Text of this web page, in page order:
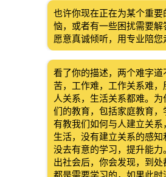
也许你现在正在为某个重要
恼，或者有一些困扰需要解
愿意真诚倾听，用专业陪您
看了你的描述，两个难字道
苦，工作难，工作关系难，
人关系，生活关系都难。
们的教育，包括家庭教育
有教我们如何与人建立关系
生活，没有建立关系的感
没去有意的学习，提升能
出社会后，你会发现，到处
都是需要学习的，如果此时